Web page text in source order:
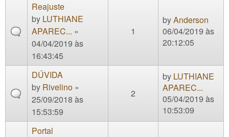
Reajuste
by LUTHIANE
APAREC... »
04/04/2019 às
16:43:45
1
byAnderson
06/04/2019 às
20:12:05
DÚVIDA
by Rivelino »
25/09/2018 às
15:53:59
2
by LUTHIANE
APAREC...
05/04/2019 às
10:53:09
Portal